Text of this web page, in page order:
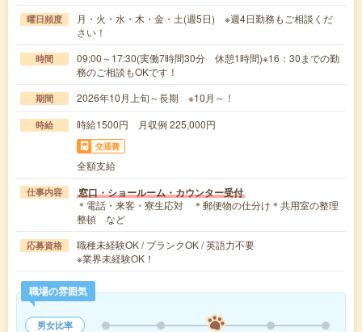
曜日頻度
月・火・水・木・金・土(週5日) ※週4日勤務もご相談くだ
さい！
時間
09:00～17:30(実働7時間30分 休憩1時間)※16：30までの勤
務のご相談もOKです！
期間 2026年10月上旬～長期 ※10月～！
時給 時給1500円 月収例 225,000円
交通費
全額支給
仕事内容 窓口・ショールーム・カウンター受付
＊電話・来客・寮生応対 ＊郵便物の仕分け＊共用室の整理
整頓 など
応募資格
職種未経験OK / ブランクOK / 英語力不要
※業界未経験OK！
職場の雰囲気
男女比率